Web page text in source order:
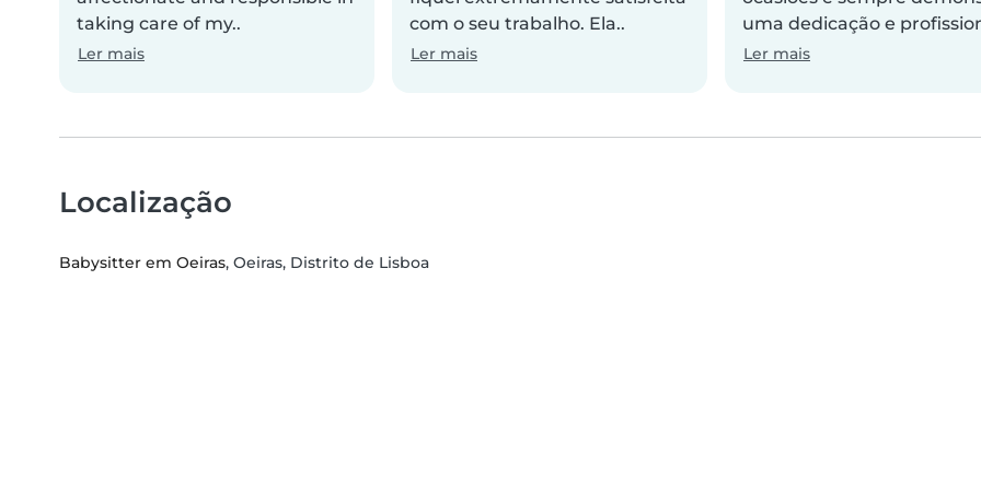
taking care of my..
Ler mais
com o seu trabalho. Ela..
Ler mais
uma dedicação e
Ler mais
Localização
Babysitter em Oeiras, Oeiras, Distrito de Lisboa